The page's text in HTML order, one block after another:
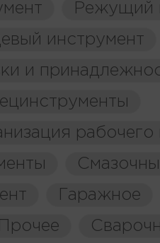
Режущий
инструмент
и
рабочего
Гаражное
Прочее